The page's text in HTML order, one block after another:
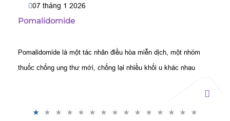
07 tháng 1 2026
Pomalidomide
Pomalidomide là một tác nhân điều hòa miễn dịch, một nhóm
thuốc chống ung thư mới, chống lại nhiều khối u khác nhau